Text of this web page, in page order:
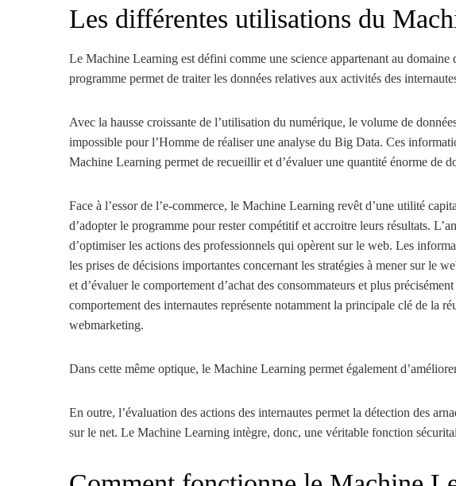
Les différentes utilisations du
Le Machine Learning est défini comme une science appartenant au
programme permet de traiter les données relatives aux activités des
Avec la hausse croissante de l’utilisation du numérique, le volume de
impossible pour l’Homme de réaliser une analyse du Big Data. Ces
Machine Learning permet de recueillir et d’évaluer une quantité énorme de
Face à l’essor de l’e-commerce, le Machine Learning revêt d’une utilité
d’adopter le programme pour rester compétitif et accroitre leurs résultats.
d’optimiser les actions des professionnels qui opèrent sur le web. Les
les prises de décisions importantes concernant les stratégies à mener sur le
et d’évaluer le comportement d’achat des consommateurs et plus
comportement des internautes représente notamment la principale clé de la
webmarketing.
Dans cette même optique, le Machine Learning permet également
En outre, l’évaluation des actions des internautes permet la détection des
sur le net. Le Machine Learning intègre, donc, une véritable fonction